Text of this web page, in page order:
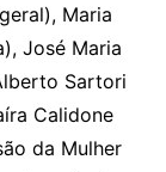
Maria
José Maria
Sartori
Calidone
da Mulher